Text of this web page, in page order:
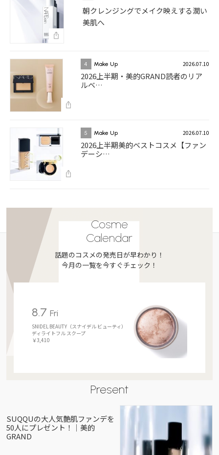
朝クレンジングでメイク映えする潤い
美肌へ
4 Make Up 2026.07.10
2026上半期・美的GRAND読者のリア
ルベ…
5 Make Up 2026.07.10
2026上半期美的ベストコスメ【ファン
デーシ…
Cosme
Calendar
話題のコスメの発売日が早わかり！
今月の一覧を今すぐチェック！
8.7 Fri
SNIDEL BEAUTY（スナイデル ビューティ）
ディライトフル スクープ
￥3,410
Present
SUQQUの大人気艶肌ファンデを
50人にプレゼント！｜美的
GRAND